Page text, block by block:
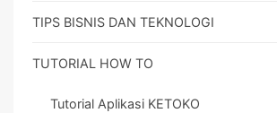
TIPS BISNIS DAN TEKNOLOGI
TUTORIAL HOW TO
Tutorial Aplikasi KETOKO